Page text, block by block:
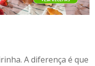
A diferença é que